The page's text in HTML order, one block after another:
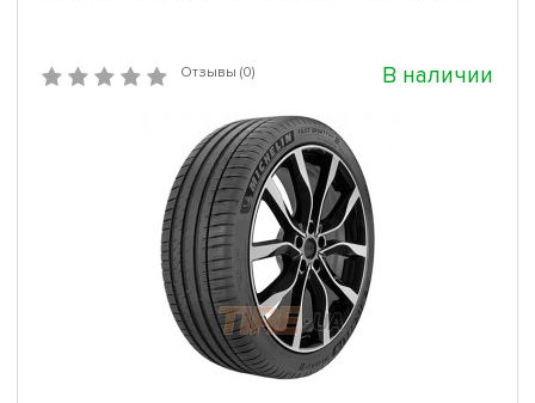
Отзывы (0) В наличии